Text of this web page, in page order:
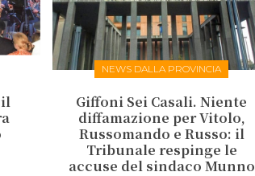
il
NEWS DALLA PROVINCIA
Giffoni Sei Casali. Niente
diffamazione per Vitolo,
Russomando e Russo: il
Tribunale respinge le
accuse del sindaco Munno